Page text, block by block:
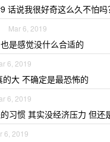
话说我很好奇这么久不怕吗
Mar 6, 2019
是感觉没什么合适的
6, 2019
大 不确定是最恐怖的
6, 2019
习惯 其实没经济压力 但还
6, 2019